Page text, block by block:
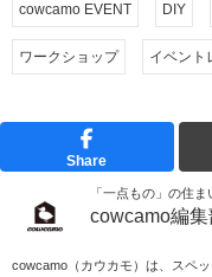
cowcamo EVENT DIY
ワークショップ イベント
Share
「一点もの」の住ま
cowcamo編集
cowcamo（カウカモ）は、スペ